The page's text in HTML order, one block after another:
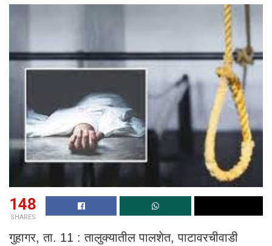
148
SHARES
गुहागर, ता. 11 : तालुक्यातील पालशेत, पाटावरचीवाडी